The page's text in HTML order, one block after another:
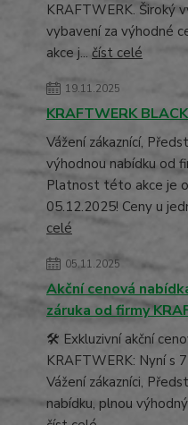
KRAFTWERK. Široký
vybavení za výhodné
akce j... číst celé
19.11.2025
KRAFTWERK
Vážení zákaznící,
výhodnou nabídku od
Platnost této akce je
05.12.2025! Ceny u
celé
05.11.2025
Akční cenová
záruka od firmy
🛠️ Exkluzivní akční
KRAFTWERK: Nyní s
Vážení zákazníci,
nabídku, plnou